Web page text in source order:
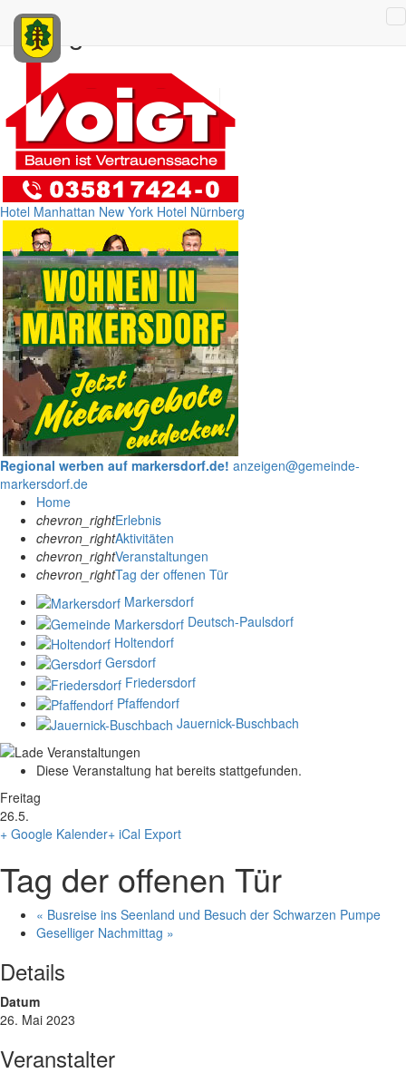
Anzeigen
Hotel Manhattan New York Hotel Nürnberg
Regional werben auf markersdorf.de! anzeigen@gemeinde-
markersdorf.de
Home
chevron_rightErlebnis
chevron_rightAktivitäten
chevron_rightVeranstaltungen
chevron_rightTag der offenen Tür
Markersdorf
Deutsch-Paulsdorf
Holtendorf
Gersdorf
Friedersdorf
Pfaffendorf
Jauernick-Buschbach
Diese Veranstaltung hat bereits stattgefunden.
Freitag
26.5.
+ Google Kalender+ iCal Export
Tag der offenen Tür
« Busreise ins Seenland und Besuch der Schwarzen Pumpe
Geselliger Nachmittag »
Details
Datum
26. Mai 2023
Veranstalter